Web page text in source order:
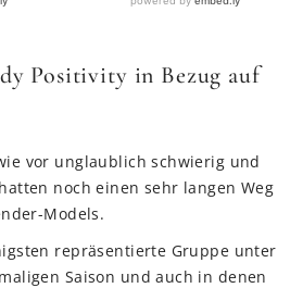
Positivity in Bezug auf
vor unglaublich schwierig und
noch einen sehr langen Weg
Models.
repräsentierte Gruppe unter
Saison und auch in denen